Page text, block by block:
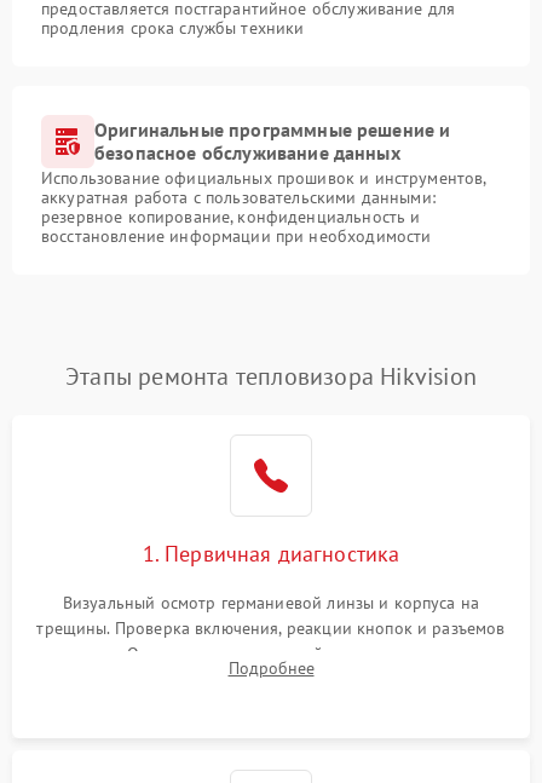
предоставляется постгарантийное обслуживание для
продления срока службы техники
Оригинальные программные решение и
безопасное обслуживание данных
Использование официальных прошивок и инструментов,
аккуратная работа с пользовательскими данными:
резервное копирование, конфиденциальность и
восстановление информации при необходимости
Этапы ремонта тепловизора Hikvision
1. Первичная диагностика
Визуальный осмотр германиевой линзы и корпуса на
трещины. Проверка включения, реакции кнопок и разъемов
зарядки. Оценка вывода тепловой сигнатуры на экран,
проверка базовых функций и считывание системных
Подробнее